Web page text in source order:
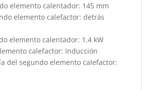
elemento calentador: 145 mm
elemento calefactor: detrás
elemento calentador: 1.4 kW
calefactor: Inducción
del segundo elemento calefactor: